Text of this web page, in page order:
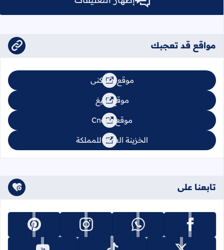
مواقع قد تعجبك
موقع السكنى
موقع تبليغ
موقع Cnops
الخزينة العامة للمملكة
تابعنا على
تابعنا على facebook تابعنا على whatsapp تابعنا على instagram تابعنا على pinterest